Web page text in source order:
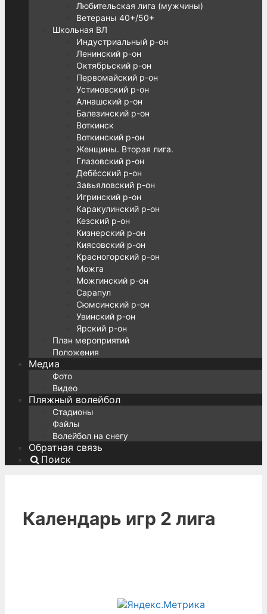
Любительская лига (мужчины)
Ветераны 40+/50+
Школьная ВЛ
Индустриальный р-он
Ленинский р-он
Октябрьский р-он
Первомайский р-он
Устиновский р-он
Алнашский р-он
Балезинский р-он
Воткинск
Воткинский р-он
Женщины. Вторая лига.
Глазовский р-он
Дебёсский р-он
Завьяловский р-он
Игринский р-он
Каракулинский р-он
Кезский р-он
Кизнерский р-он
Киясовский р-он
Красногорский р-он
Можга
Можгинский р-он
Сарапул
Сюмсинский р-он
Увинский р-он
Ярский р-он
План мероприятий
Положения
Медиа
Фото
Видео
Пляжный волейбол
Стадионы
Файлы
Волейбол на снегу
Обратная связь
Поиск
Календарь игр 2 лига